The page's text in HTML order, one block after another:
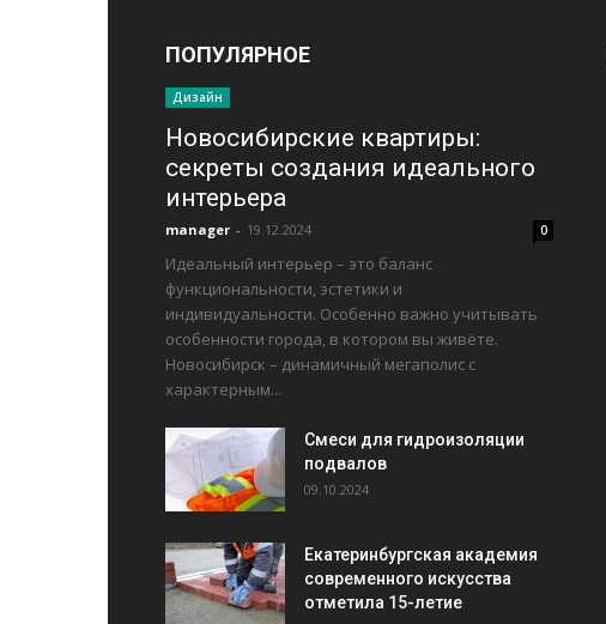
ПОПУЛЯРНОЕ
Дизайн
Новосибирские квартиры:
секреты создания идеального
интерьера
manager - 19.12.2024 0
Идеальный интерьер – это баланс
функциональности, эстетики и
индивидуальности. Особенно важно учитывать
особенности города, в котором вы живёте.
Новосибирск – динамичный мегаполис с
характерным...
Смеси для гидроизоляции
подвалов
09.10.2024
Екатеринбургская академия
современного искусства
отметила 15-летие